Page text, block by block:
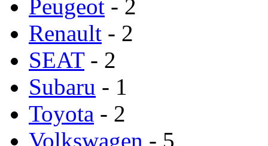
Peugeot - 2
Renault - 2
SEAT- 2
Subaru - 1
Toyota - 2
Volkswagen - 5